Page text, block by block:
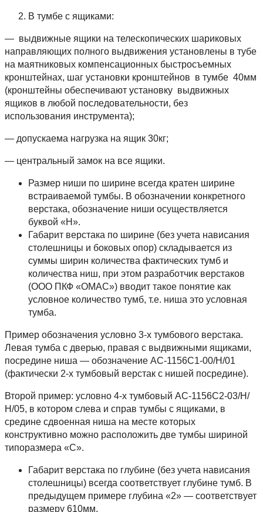
В тумбе с ящиками:
— выдвижные ящики на телескопических шариковых
направляющих полного выдвижения установлены в тубе
на маятниковых компенсационных быстросъемных
кронштейнах, шаг установки кронштейнов в тумбе 40мм
(кронштейны обеспечивают установку выдвижных
ящиков в любой последовательности, без
использования инструмента);
— допускаема нагрузка на ящик 30кг;
— центральный замок на все ящики.
Размер ниши по ширине всегда кратен ширине
встраиваемой тумбы. В обозначении конкретного
верстака, обозначение ниши осуществляется
буквой «Н».
Габарит верстака по ширине (без учета нависания
столешницы и боковых опор) складывается из
суммы ширин количества фактических тумб и
количества ниш, при этом разработчик верстаков
(ООО ПКФ «ОМАС») вводит такое понятие как
условное количество тумб, т.е. ниша это условная
тумба.
Пример обозначения условно 3-х тумбового верстака.
Левая тумба с дверью, правая с выдвижными ящиками,
посредине ниша — обозначение АС-1156С1-00/Н/01
(фактически 2-х тумбовый верстак с нишей посредине).
Второй пример: условно 4-х тумбовый АС-1156С2-03/Н/
Н/05, в котором слева и справ тумбы с ящиками, в
средине сдвоенная ниша на месте которых
конструктивно можно расположить две тумбы шириной
типоразмера «С».
Габарит верстака по глубине (без учета нависания
столешницы) всегда соответствует глубине тумб. В
предыдущем примере глубина «2» — соответствует
размеру 610мм.